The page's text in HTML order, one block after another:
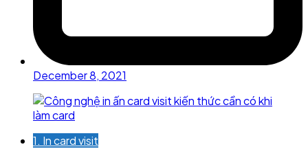
December 8, 2021
1. In card visit